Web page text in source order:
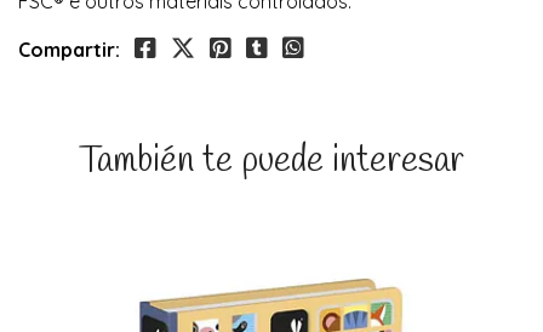
Compartir:
También te puede interesar